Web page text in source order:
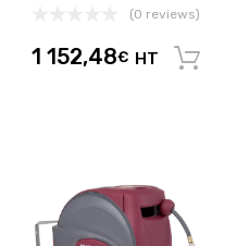
Ajouter au panier
(0 reviews)
1 152,48€ HT